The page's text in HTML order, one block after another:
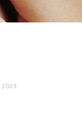
2023